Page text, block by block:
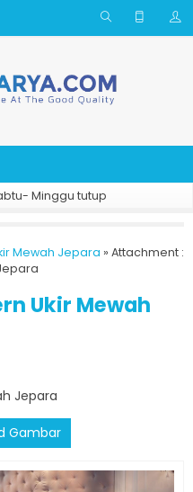
Minggu tutup
Mewah Jepara » Attachment :
Ukir Mewah
Jepara
Gambar